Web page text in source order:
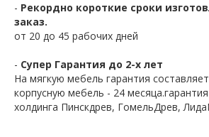
- Рекордно короткие сроки
заказ.
от 20 до 45 рабочих дней
- Супер Гарантия до 2-х лет
На мягкую мебель гарантия
корпусную мебель - 24
холдинга Пинскдрев, ГомельДрев,